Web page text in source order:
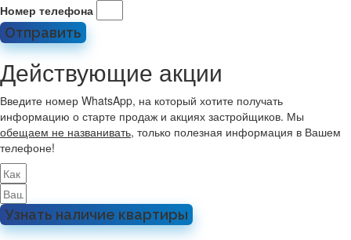
Номер телефона
Отправить
Действующие акции
Введите номер WhatsApp, на который хотите получать
информацию о старте продаж и акциях застройщиков. Мы
обещаем не названивать, только полезная информация в Вашем
телефоне!
Узнать наличие квартиры